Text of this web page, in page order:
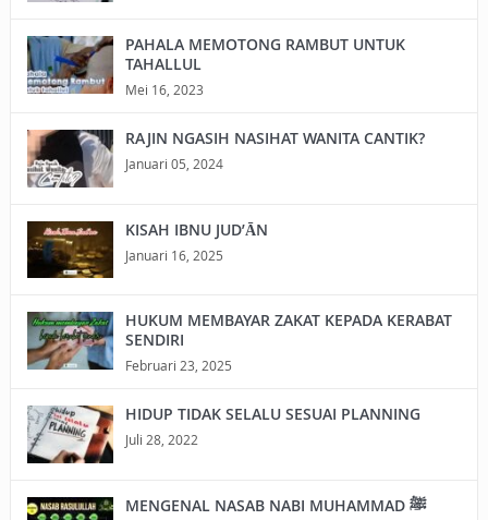
PAHALA MEMOTONG RAMBUT UNTUK
TAHALLUL
Mei 16, 2023
RAJIN NGASIH NASIHAT WANITA CANTIK?
Januari 05, 2024
KISAH IBNU JUD’ĀN
Januari 16, 2025
HUKUM MEMBAYAR ZAKAT KEPADA KERABAT
SENDIRI
Februari 23, 2025
HIDUP TIDAK SELALU SESUAI PLANNING
Juli 28, 2022
MENGENAL NASAB NABI MUHAMMAD ﷺ